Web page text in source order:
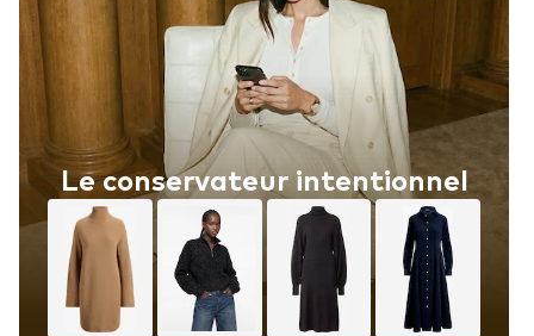
Le conservateur intentionnel